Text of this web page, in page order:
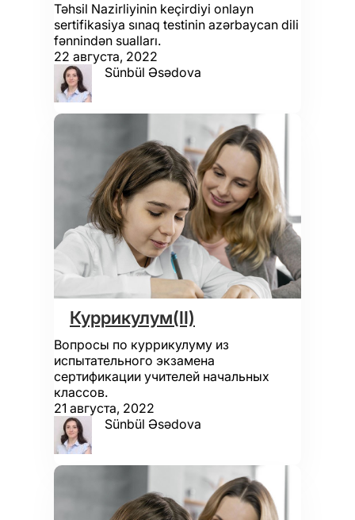
Təhsil Nazirliyinin keçirdiyi onlayn
sertifikasiya sınaq testinin azərbaycan dili
fənnindən sualları.
22 августа, 2022
Sünbül Əsədova
Куррикулум(II)
Вопросы по куррикулуму из
испытательного экзамена
сертификации учителей начальных
классов.
21 августа, 2022
Sünbül Əsədova